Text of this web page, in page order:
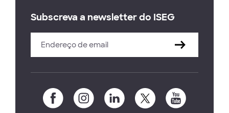
Subscreva a newsletter do ISEG